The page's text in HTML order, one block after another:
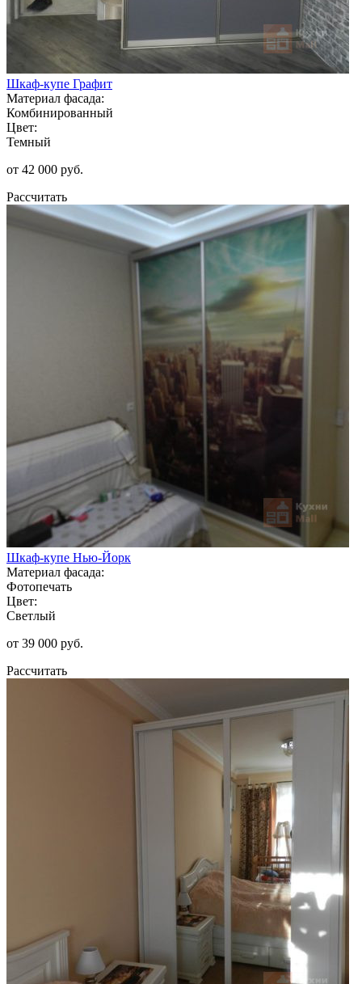
Шкаф-купе Графит
Материал фасада:
Комбинированный
Цвет:
Темный
от 42 000 руб.
Рассчитать
Шкаф-купе Нью-Йорк
Материал фасада:
Фотопечать
Цвет:
Светлый
от 39 000 руб.
Рассчитать